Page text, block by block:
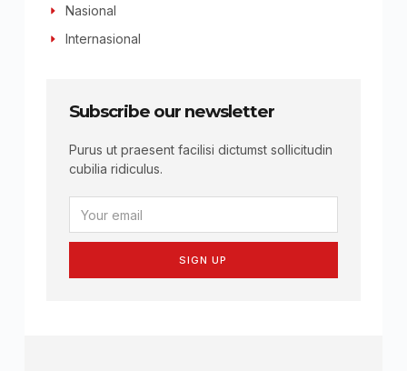
Nasional
Internasional
Subscribe our newsletter
Purus ut praesent facilisi dictumst sollicitudin
cubilia ridiculus.
SIGN UP